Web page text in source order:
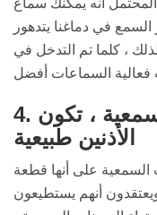
أنه يمكنك سماع
في دماغنا يتدهور
، كلما تم التدخل في
4. بعد ارتداء المعينات السمعية ، تكون
الأذنين طبيعية
السمعية على أنها قطعة
ويعتقدون أنهم يستطيعون